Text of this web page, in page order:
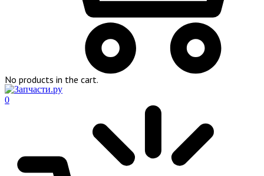
No products in the cart.
0